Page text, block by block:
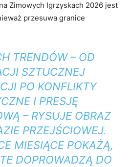
Zimowych Igrzyskach 2026 jest
przesuwa granice
TRENDÓW – OD
SZTUCZNEJ
PO KONFLIKTY
I PRESJĘ
– RYSUJE OBRAZ
PRZEJŚCIOWEJ.
MIESIĄCE POKAŻĄ,
DOPROWADZĄ DO